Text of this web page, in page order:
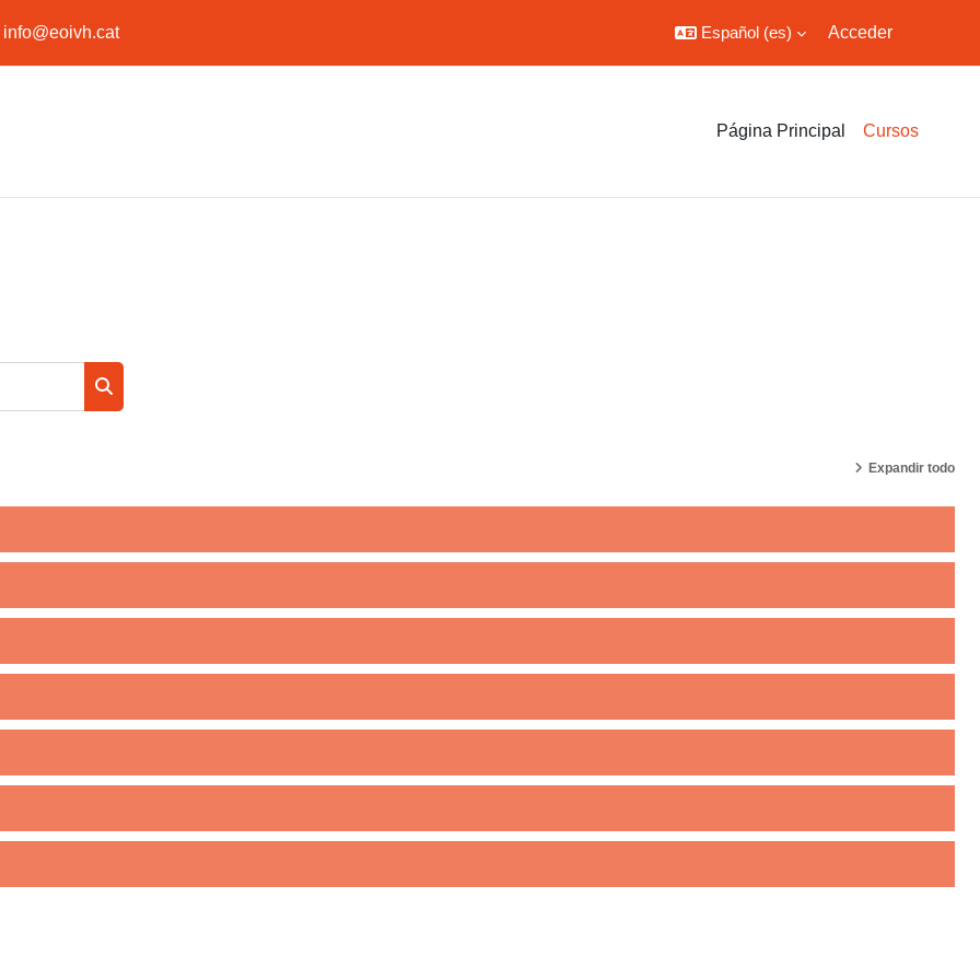
info@eoivh.cat Español ‎(es)‎ Acceder
Página Principal Cursos
Buscar cursos
Expandir todo